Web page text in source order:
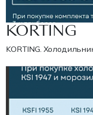
KORTING
KORTING.